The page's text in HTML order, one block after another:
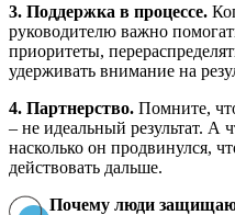
3. Поддержка в процессе.
руководителю важно
приоритеты,
удерживать внимание на
4. Партнерство. Помните,
– не идеальный результат. А
насколько он продвинулся,
действовать дальше.
Почему люди